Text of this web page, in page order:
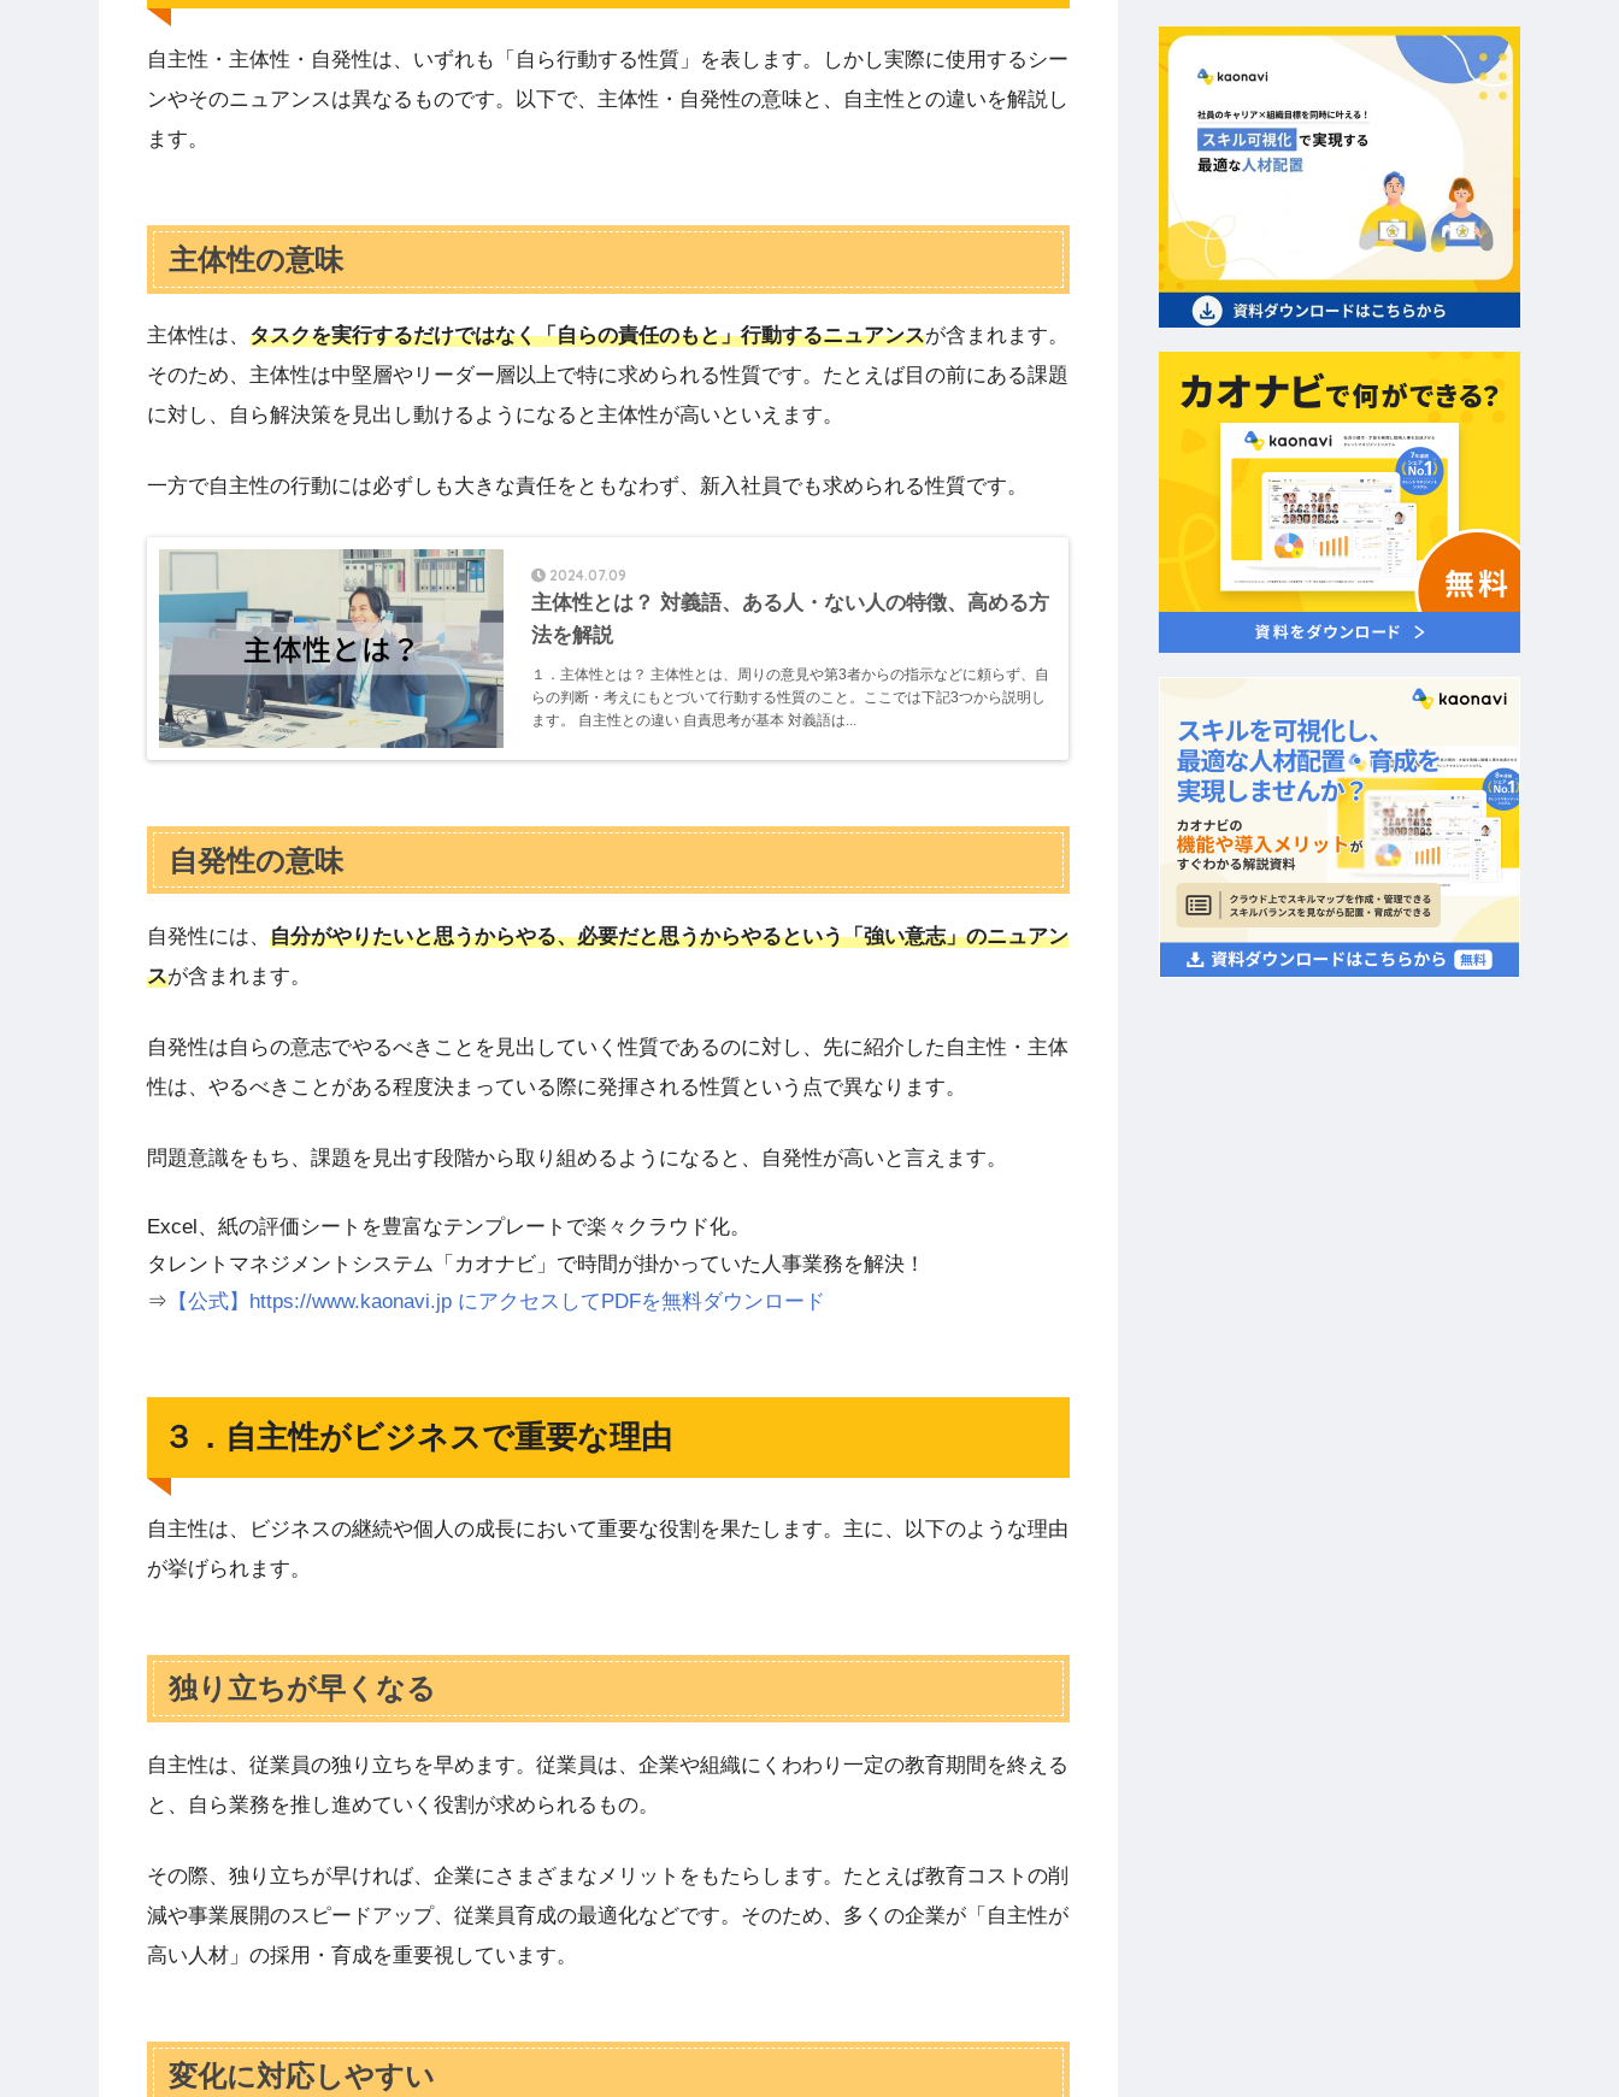
自主性・主体性・自発性は、いずれも「自ら行動する性質」を表します。しかし実際に使用するシー
ンやそのニュアンスは異なるものです。以下で、主体性・自発性の意味と、自主性との違いを解説し
ます。
主体性の意味
主体性は、 タスクを実行するだけではなく「自らの責任のもと」行動するニュアンスが含まれます。
そのため、主体性は中堅層やリーダー層以上で特に求められる性質です。たとえば目の前にある課題
に対し、自ら解決策を見出し動けるようになると主体性が高いといえます。
一方で自主性の行動には必ずしも大きな責任をともなわず、新入社員でも求められる性質です。
2024.07.09
主体性とは？ 対義語、ある人・ない人の特徴、高める方
法を解説
１．主体性とは？ 主体性とは、周りの意見や第3者からの指示などに頼らず、自
らの判断・考えにもとづいて行動する性質のこと。ここでは下記3つから説明し
ます。 自主性との違い 自責思考が基本 対義語は...
自発性の意味
自発性には、 自分がやりたいと思うからやる、必要だと思うからやるという「強い意志」のニュアン
スが含まれます。
自発性は自らの意志でやるべきことを見出していく性質であるのに対し、先に紹介した自主性・主体
性は、やるべきことがある程度決まっている際に発揮される性質という点で異なります。
問題意識をもち、課題を見出す段階から取り組めるようになると、自発性が高いと言えます。
Excel、紙の評価シートを豊富なテンプレートで楽々クラウド化。
タレントマネジメントシステム「カオナビ」で時間が掛かっていた人事業務を解決！
⇒ 【公式】https://www.kaonavi.jp にアクセスしてPDFを無料ダウンロード
３．自主性がビジネスで重要な理由
自主性は、ビジネスの継続や個人の成長において重要な役割を果たします。主に、以下のような理由
が挙げられます。
独り立ちが早くなる
自主性は、従業員の独り立ちを早めます。従業員は、企業や組織にくわわり一定の教育期間を終える
と、自ら業務を推し進めていく役割が求められるもの。
その際、独り立ちが早ければ、企業にさまざまなメリットをもたらします。たとえば教育コストの削
減や事業展開のスピードアップ、従業員育成の最適化などです。そのため、多くの企業が「自主性が
高い人材」の採用・育成を重要視しています。
変化に対応しやすい